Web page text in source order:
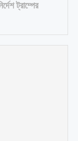
ট্রাম্পের